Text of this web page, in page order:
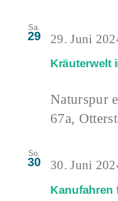
Sa.
29
Kräuterwelt
29. Juni
Naturspur
67a,
So.
30
Kanufahren
30. Juni